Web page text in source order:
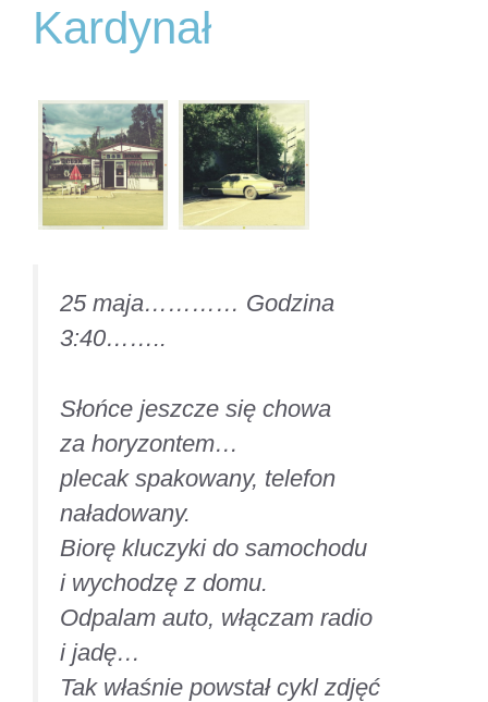
Kardynał
25 maja………… Godzina
3:40……..
Słońce jeszcze się chowa
za horyzontem…
plecak spakowany, telefon
naładowany.
Biorę kluczyki do samochodu
i wychodzę z domu.
Odpalam auto, włączam radio
i jadę…
Tak właśnie powstał cykl zdjęć